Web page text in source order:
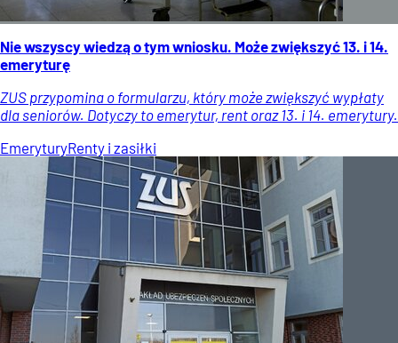
Nie wszyscy wiedzą o tym wniosku. Może zwiększyć 13. i 14.
emeryturę
ZUS przypomina o formularzu, który może zwiększyć wypłaty
dla seniorów. Dotyczy to emerytur, rent oraz 13. i 14. emerytury.
EmeryturyRenty i zasiłki